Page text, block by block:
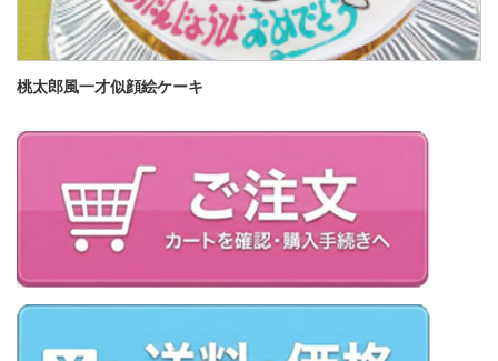
桃太郎風一才似顔絵ケーキ